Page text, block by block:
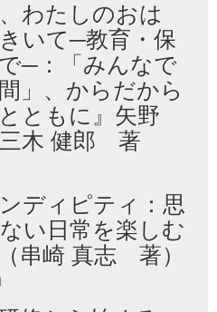
、わたしのおは
いて─教育・保
─：「みんなで
」、からだから
ともに』矢野
木 健郎 著
ンディピティ：思
い日常を楽しむ
串崎 真志 著）